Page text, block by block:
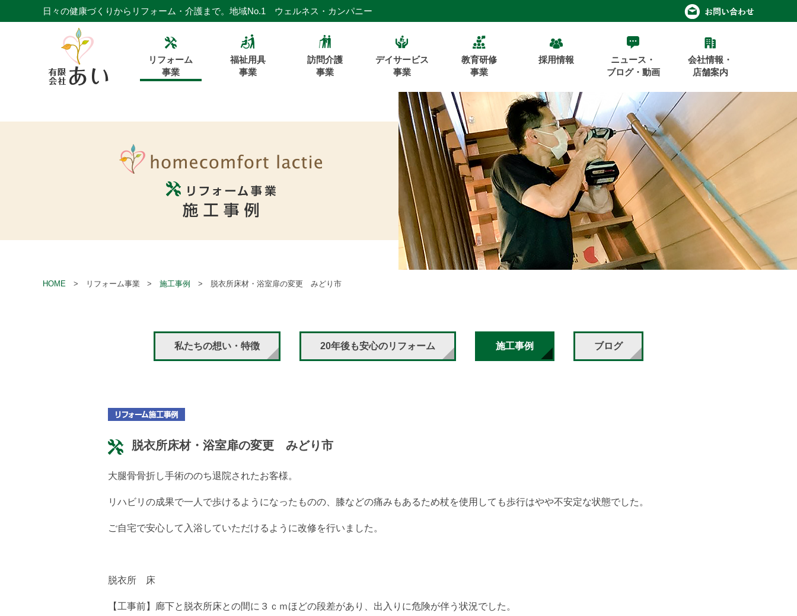
日々の健康づくりからリフォーム・介護まで。地域No.1 ウェルネス・カンパニー
リフォーム
事業
福祉用具
事業
訪問介護
事業
デイサービス
事業
教育研修
事業
採用情報
ニュース・
ブログ・動画
会社情報・
店舗案内
HOME リフォーム事業 施工事例 脱衣所床材・浴室扉の変更 みどり市
私たちの想い・特徴 20年後も安心のリフォーム 施工事例 ブログ
脱衣所床材・浴室扉の変更 みどり市
大腿骨骨折し手術ののち退院されたお客様。
リハビリの成果で一人で歩けるようになったものの、膝などの痛みもあるため杖を使用しても歩行はやや不安定な状態でした。
ご自宅で安心して入浴していただけるように改修を行いました。
脱衣所 床
【工事前】廊下と脱衣所床との間に３ｃｍほどの段差があり、出入りに危険が伴う状況でした。